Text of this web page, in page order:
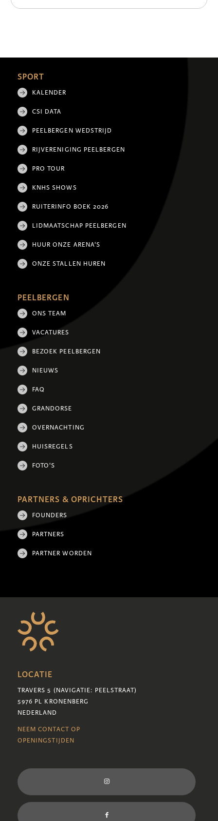
SPORT
KALENDER
CSI DATA
PEELBERGEN WEDSTRIJD
RIJVERENIGING PEELBERGEN
PRO TOUR
KNHS SHOWS
RUITERINFO BOEK 2026
LIDMAATSCHAP PEELBERGEN
HUUR ONZE ARENA'S
ONZE STALLEN HUREN
PEELBERGEN
ONS TEAM
VACATURES
BEZOEK PEELBERGEN
NIEUWS
FAQ
GRANDORSE
OVERNACHTING
HUISREGELS
FOTO'S
PARTNERS & OPRICHTERS
FOUNDERS
PARTNERS
PARTNER WORDEN
LOCATIE
TRAVERS 5 (NAVIGATIE: PEELSTRAAT)
5976 PL KRONENBERG
NEDERLAND
NEEM CONTACT OP
OPENINGSTIJDEN